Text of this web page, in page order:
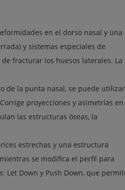
en el dorso nasal y una
y sistemas especiales de
fracturar los huesos laterales. La
de la punta nasal, se puede utilizar
proyecciones y asimetrías en
las estructuras óseas, la
estrechas y una estructura
se modifica el perfil para
Let Down y Push Down, que